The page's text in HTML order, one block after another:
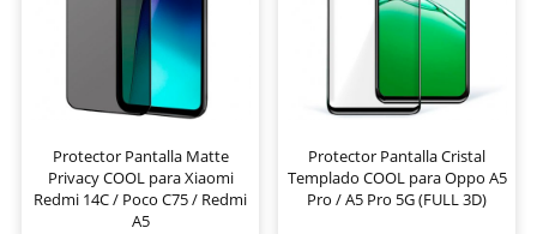
Protector Pantalla Matte
Privacy COOL para Xiaomi
Redmi 14C / Poco C75 / Redmi
A5
Protector Pantalla Cristal
Templado COOL para Oppo A5
Pro / A5 Pro 5G (FULL 3D)